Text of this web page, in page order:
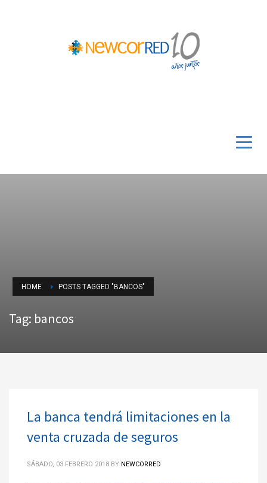
HOME POSTS TAGGED "BANCOS"
Tag: bancos
La banca tendrá limitaciones en la
venta cruzada de seguros
SÁBADO, 03 FEBRERO 2018 BY NEWCORRED